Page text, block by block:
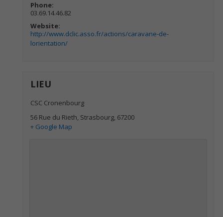
Phone:
03.69.14.46.82
Website:
http://www.dclic.asso.fr/actions/caravane-de-
lorientation/
LIEU
CSC Cronenbourg
56 Rue du Rieth, Strasbourg, 67200
+ Google Map